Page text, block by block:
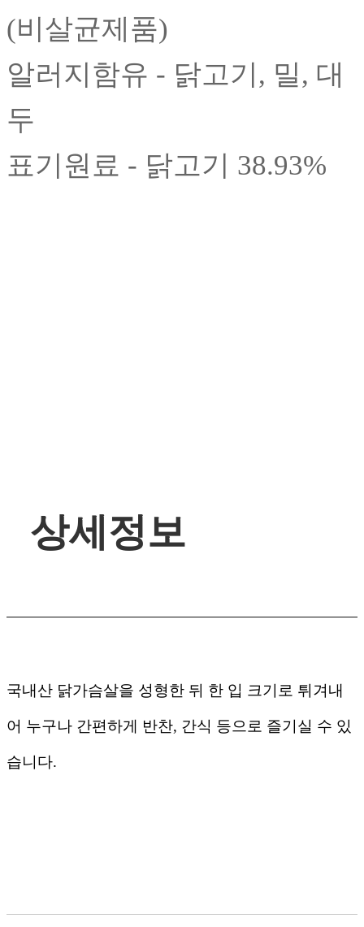
(비살균제품)
알러지함유 - 닭고기, 밀, 대
두
표기원료 - 닭고기 38.93%
상세정보
국내산 닭가슴살을 성형한 뒤 한 입 크기로 튀겨내
어 누구나 간편하게 반찬, 간식 등으로 즐기실 수 있
습니다.